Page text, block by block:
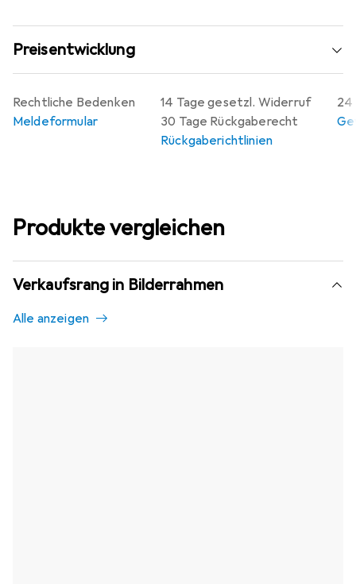
Preisentwicklung
14 Tage gesetzl. Widerruf
30 Tage Rückgaberecht
Rückgaberichtlinien
24
Rechtliche Bedenken
Meldeformular
Produkte vergleichen
Verkaufsrang in Bilderrahmen
Alle anzeigen